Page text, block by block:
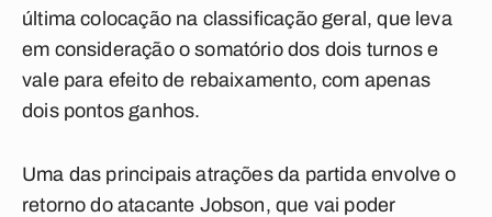
última colocação na classificação geral, que leva
em consideração o somatório dos dois turnos e
vale para efeito de rebaixamento, com apenas
dois pontos ganhos.
Uma das principais atrações da partida envolve o
retorno do atacante Jobson, que vai poder